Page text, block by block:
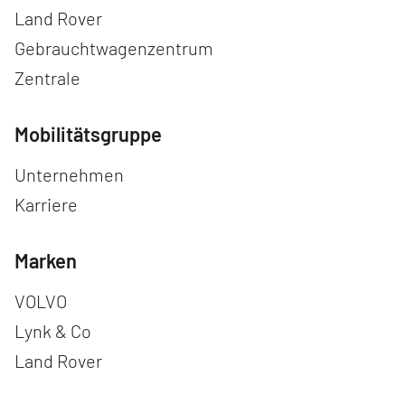
Land Rover
Gebrauchtwagenzentrum
Zentrale
Mobilitätsgruppe
Navigation überspringen
Unternehmen
Karriere
Marken
Navigation überspringen
VOLVO
Lynk & Co
Land Rover